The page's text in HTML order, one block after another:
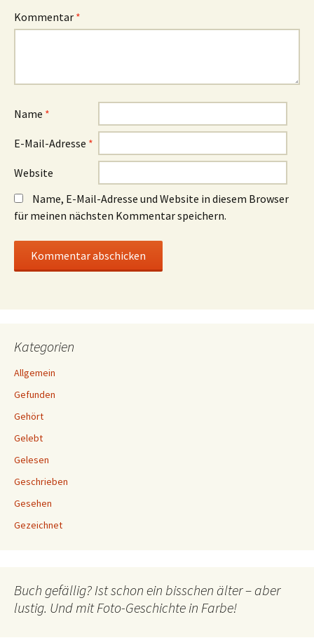
Kommentar *
Name *
E-Mail-Adresse *
Website
Name, E-Mail-Adresse und Website in diesem Browser
für meinen nächsten Kommentar speichern.
Kategorien
Allgemein
Gefunden
Gehört
Gelebt
Gelesen
Geschrieben
Gesehen
Gezeichnet
Buch gefällig? Ist schon ein bisschen älter – aber
lustig. Und mit Foto-Geschichte in Farbe!